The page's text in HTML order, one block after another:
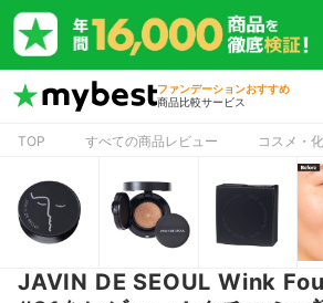
ファンデーションおすすめ
商品比較サービス
TOP すべての商品レビュー コスメ・
JAVIN DE SEOUL Wink